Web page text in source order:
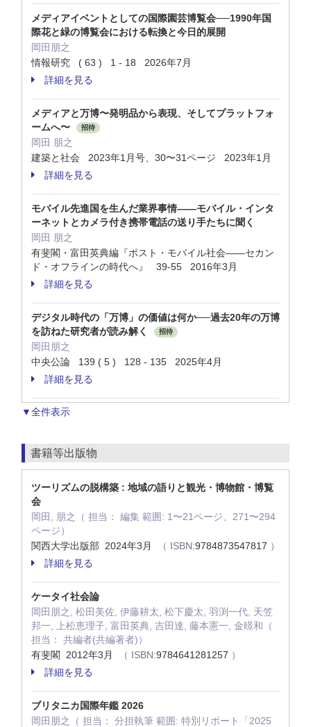
メディアイベントとしての国際園芸博覧会──1990年国
際花と緑の博覧会における転換と今日的展開
岡田朋之
情報研究 ( 63 ) 1 - 18 2026年7月
詳細を見る
メディアと万博〜発明品から表現、そしてプラットフォ
ームへ〜
招待
岡田 朋之
建築と社会 2023年1月号、30〜31ページ 2023年1月
詳細を見る
モバイル先進国を生んだ業界事情——モバイル・インタ
ーネットとカメラ付き携帯電話の送り手たちに聞く
岡田 朋之
有斐閣・富田英典編『ポスト・モバイル社会——セカン
ド・オフラインの時代へ』 39-55 2016年3月
詳細を見る
デジタル時代の「万博」の価値は何か──過去20年の万博
を訪ねた研究者が読み解く
招待
岡田朋之
中央公論 139 ( 5 ) 128 - 135 2025年4月
詳細を見る
▼全件表示
書籍等出版物
ツーリズムの脱構築 : 地域の語りと観光・博物館・博覧
会
岡田, 朋之（ 担当： 編集 範囲: 1〜21ページ、271〜294
ページ）
関西大学出版部 2024年3月
（ ISBN:9784873547817 ）
詳細を見る
ケータイ社会論
岡田朋之, 松田美佐, 伊藤耕太, 松下慶太, 羽渕一代, 天笠
邦一, 上松恵理子, 富田英典, 吉田達, 藤本憲一, 金暻和（
担当： 共編者(共編著者)）
有斐閣 2012年3月
（ ISBN:9784641281257 ）
詳細を見る
ブリタニカ国際年鑑 2026
岡田朋之（ 担当： 分担執筆 範囲: 特別リポート「2025